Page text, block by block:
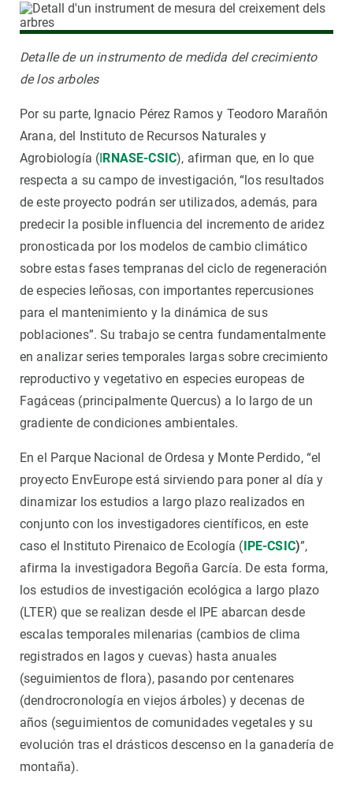
Detalle de un instrumento de medida del crecimiento
de los arboles
Por su parte, Ignacio Pérez Ramos y Teodoro Marañón
Arana, del Instituto de Recursos Naturales y
Agrobiología ( RNASE-CSIC), afirman que, en lo que
respecta a su campo de investigación, “los resultados
de este proyecto podrán ser utilizados, además, para
predecir la posible influencia del incremento de aridez
pronosticada por los modelos de cambio climático
sobre estas fases tempranas del ciclo de regeneración
de especies leñosas, con importantes repercusiones
para el mantenimiento y la dinámica de sus
poblaciones”. Su trabajo se centra fundamentalmente
en analizar series temporales largas sobre crecimiento
reproductivo y vegetativo en especies europeas de
Fagáceas (principalmente Quercus) a lo largo de un
gradiente de condiciones ambientales.
En el Parque Nacional de Ordesa y Monte Perdido, “el
proyecto EnvEurope está sirviendo para poner al día y
dinamizar los estudios a largo plazo realizados en
conjunto con los investigadores científicos, en este
caso el Instituto Pirenaico de Ecología ( IPE-CSIC)”,
afirma la investigadora Begoña García. De esta forma,
los estudios de investigación ecológica a largo plazo
(LTER) que se realizan desde el IPE abarcan desde
escalas temporales milenarias (cambios de clima
registrados en lagos y cuevas) hasta anuales
(seguimientos de flora), pasando por centenares
(dendrocronología en viejos árboles) y decenas de
años (seguimientos de comunidades vegetales y su
evolución tras el drásticos descenso en la ganadería de
montaña).